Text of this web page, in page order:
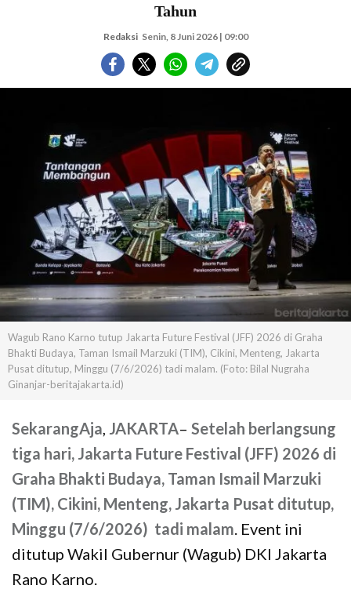
Tahun
Redaksi Senin, 8 Juni 2026 | 09:00
Wagub Rano Karno tutup Jakarta Future Festival (JFF) 2026 di Graha
Bhakti Budaya, Taman Ismail Marzuki (TIM), Cikini, Menteng, Jakarta
Pusat ditutup, Minggu (7/6/2026) tadi malam. (Foto: Bilal Nugraha
Ginanjar-beritajakarta.id)
SekarangAja, JAKARTA– Setelah berlangsung
tiga hari, Jakarta Future Festival (JFF) 2026 di
Graha Bhakti Budaya, Taman Ismail Marzuki
(TIM), Cikini, Menteng, Jakarta Pusat ditutup,
Minggu (7/6/2026) tadi malam. Event ini
ditutup Wakil Gubernur (Wagub) DKI Jakarta
Rano Karno.